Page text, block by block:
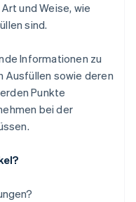
und Weise, wie
sind.
Informationen zu
Ausfüllen sowie deren
Punkte
bei der